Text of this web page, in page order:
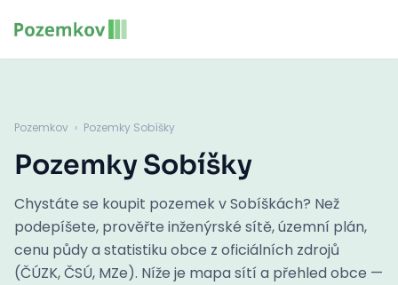
Pozemkov › Pozemky Sobíšky
Pozemky Sobíšky
Chystáte se koupit pozemek v Sobíškách? Než
podepíšete, prověřte inženýrské sítě, územní plán,
cenu půdy a statistiku obce z oficiálních zdrojů
(ČÚZK, ČSÚ, MZe). Níže je mapa sítí a přehled obce —